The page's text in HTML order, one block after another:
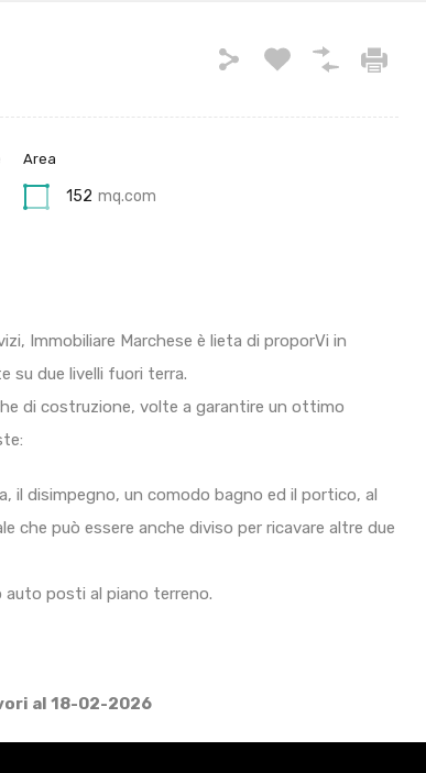
Area
152 mq.com
Immobiliare Marchese è lieta di proporVi in
su due livelli fuori terra.
di costruzione, volte a garantire un ottimo
il disimpegno, un comodo bagno ed il portico, al
che può essere anche diviso per ricavare altre due
posti al piano terreno.
al 18-02-2026